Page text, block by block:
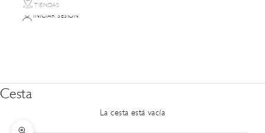
TIENDAS
INICIAR SESIÓN
Cesta
La cesta está vacía